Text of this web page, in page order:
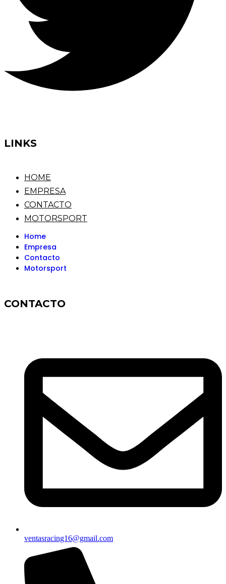
LINKS
HOME
EMPRESA
CONTACTO
MOTORSPORT
Home
Empresa
Contacto
Motorsport
CONTACTO
ventasracing16@gmail.com